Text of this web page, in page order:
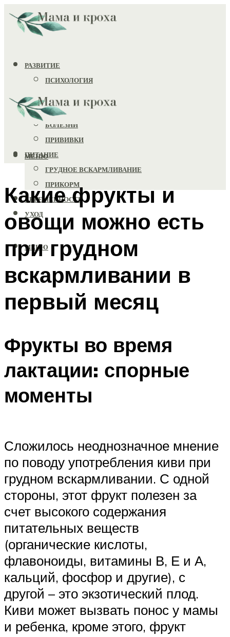
РАЗВИТИЕ
ПСИХОЛОГИЯ
ИГРУШКИ
ЗДОРОВЬЕ
БОЛЕЗНИ
ПРИВИВКИ
ПИТАНИЕ
ГРУДНОЕ ВСКАРМЛИВАНИЕ
ПРИКОРМ
БЕРЕМЕННОСТЬ
УХОД
МЕНЮ
МЕНЮ
Какие фрукты и
овощи можно есть
при грудном
вскармливании в
первый месяц
Фрукты во время
лактации: спорные
моменты
Сложилось неоднозначное мнение
по поводу употребления киви при
грудном вскармливании. С одной
стороны, этот фрукт полезен за
счет высокого содержания
питательных веществ
(органические кислоты,
флавоноиды, витамины В, Е и А,
кальций, фосфор и другие), с
другой – это экзотический плод.
Киви может вызвать понос у мамы
и ребенка, кроме этого, фрукт